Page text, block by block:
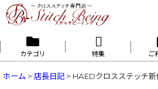
カテゴリ 特集 ご
ホーム > 店長日記 > HAEDクロスステッチ新